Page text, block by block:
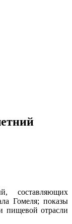
составляющих
Гомеля; показы
пищевой отрасли